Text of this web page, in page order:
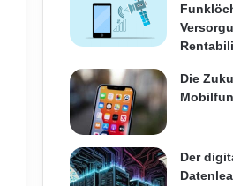
Die
Der